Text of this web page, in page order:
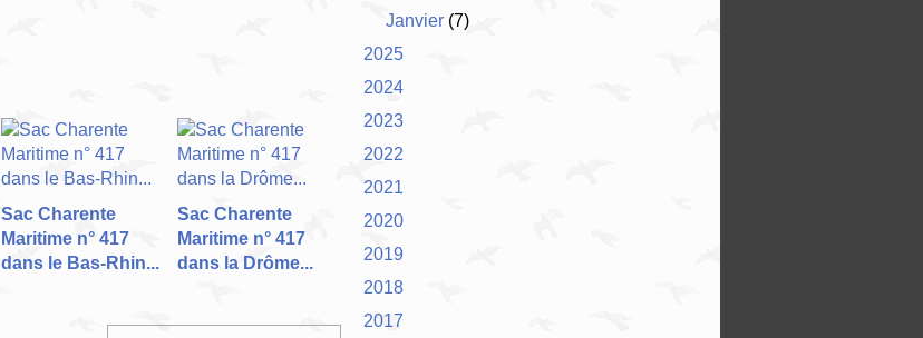
Sac Charente
Maritime n° 417
dans le Bas-Rhin...
Sac Charente
Maritime n° 417
dans la Drôme...
Janvier (7)
2025
2024
2023
2022
2021
2020
2019
2018
2017